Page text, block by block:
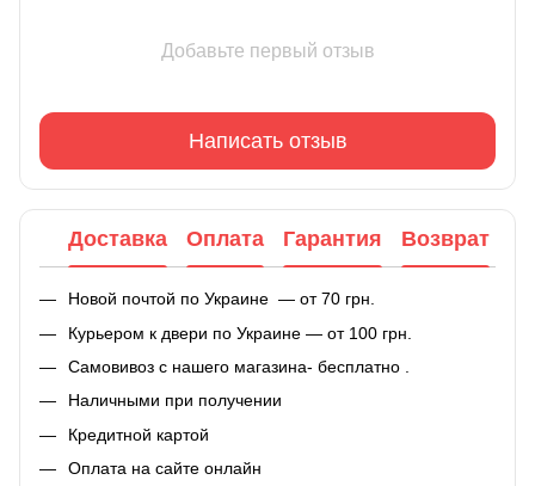
Добавьте первый отзыв
Написать отзыв
Доставка Оплата Гарантия Возврат
Новой почтой по Украине — от 70 грн.
Курьером к двери по Украине — от 100 грн.
Самовивоз с нашего магазина- бесплатно .
Наличными при получении
Кредитной картой
Оплата на сайте онлайн